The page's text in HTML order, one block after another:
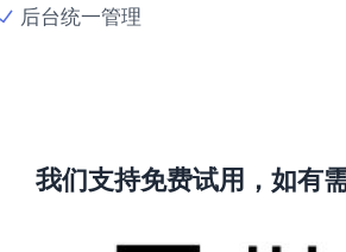
后台统一管理
我们支持免费试用，如有